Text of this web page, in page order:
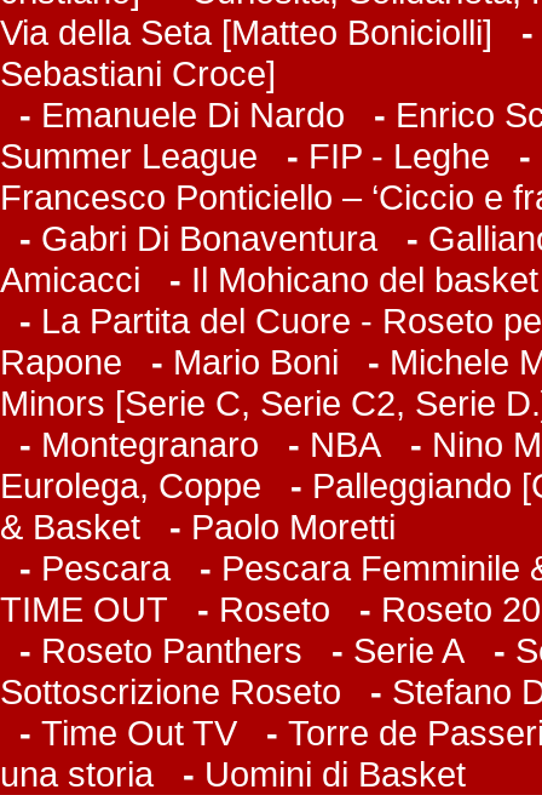
Via della Seta [Matteo Boniciolli] -
Sebastiani Croce]
- Emanuele Di Nardo - Enrico
Summer League - FIP - Leghe -
Francesco Ponticiello – ‘Ciccio e
- Gabri Di Bonaventura-
Amicacci
- Il Mohicano del
- La Partita del Cuore - Roseto
Rapone - Mario Boni - Michele
Minors [Serie C, Serie C2, Serie
- Montegranaro - NBA - Nino
Eurolega, Coppe - Palleggiando
& Basket - Paolo Moretti
- Pescara- Pescara Femminile
TIME OUT - Roseto - Roseto
- Roseto Panthers - Serie A -
Sottoscrizione Roseto - Stefano
- Time Out TV - Torre de
una storia- Uomini di Basket